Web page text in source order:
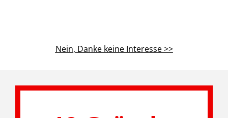
Nein, Danke keine Interesse >>